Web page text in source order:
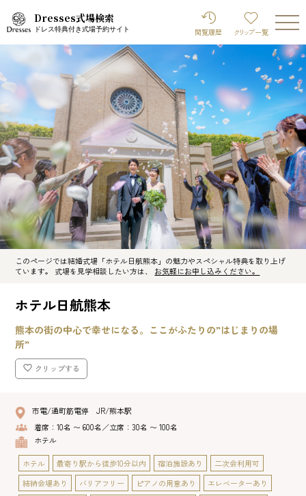
Dresses式場検索
ドレス特典付き式場予約サイト 閲覧履歴 クリップ 一覧
このページでは結婚式場「ホテル日航熊本」の魅力やスペシャル特典を取り上げ
ています。 式場を見学相談したい方は、 お気軽にお申し込みください。
ホテル日航熊本
熊本の街の中心で幸せになる。ここがふたりの”はじまりの場
所”
クリップする
市電/通町筋電停 JR/熊本駅
着席：10名 〜 600名／立席：30名 〜 100名
ホテル
ホテル 最寄り駅から徒歩10分以内 宿泊施設あり
二次会利用可
結納会場あり
バリアフリー ピアノの用意あり
エレベーターあり